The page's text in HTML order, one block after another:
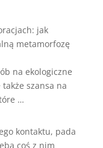
jak
metamorfozę
na ekologiczne
szansa na
…
kontaktu, pada
coś z nim